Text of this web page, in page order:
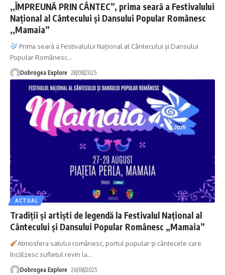
,,ÎMPREUNĂ PRIN CÂNTEC”, prima seară a Festivalului
Național al Cântecului și Dansului Popular Românesc
,,Mamaia”
Prima seară a Festivalului Național al Cântecului și Dansului
Popular Românesc…
Dobrogea Explore 28/08/2025
ACTUAL
Tradiții și artiști de legendă la Festivalul Național al
Cântecului și Dansului Popular Românesc „Mamaia”
Atmosfera satului românesc, portul popular și cântecele care
încălzesc sufletul revin la…
Dobrogea Explore 26/08/2025